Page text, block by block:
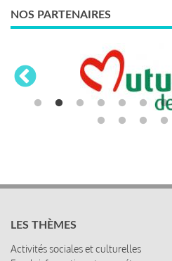
NOS PARTENAIRES
LES THÈMES
Activités sociales et culturelles